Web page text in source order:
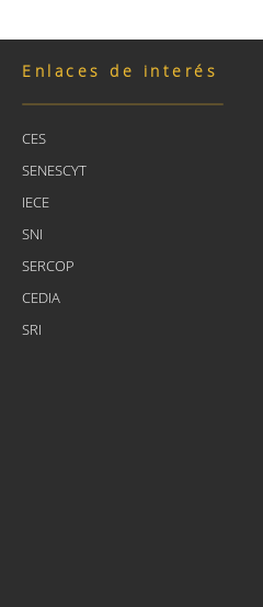
Enlaces de interés
CES
SENESCYT
IECE
SNI
SERCOP
CEDIA
SRI